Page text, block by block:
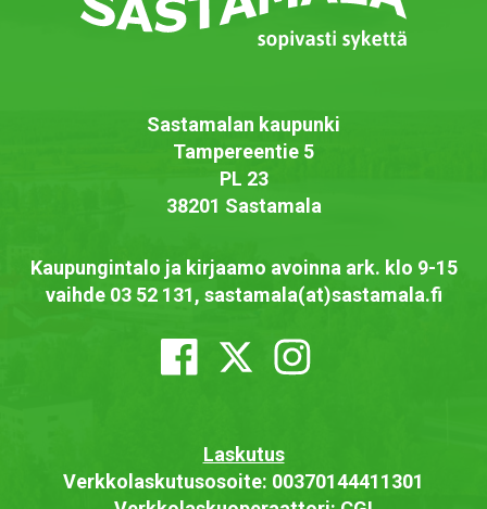
Sastamalan kaupunki
Tampereentie 5
PL 23
38201 Sastamala
Kaupungintalo ja kirjaamo avoinna ark. klo 9-15
vaihde 03 52 131, sastamala(at)sastamala.fi
Laskutus
Verkkolaskutusosoite: 00370144411301